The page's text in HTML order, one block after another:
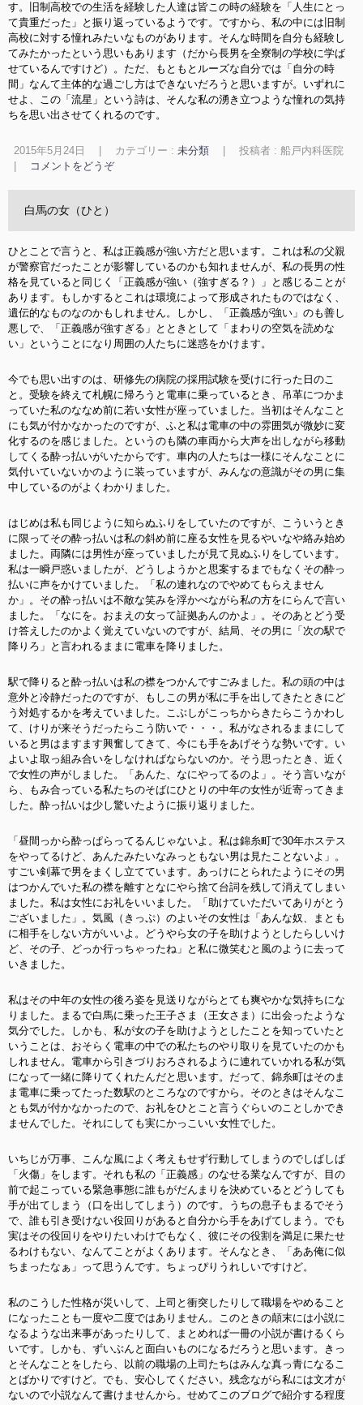
す。旧制高校での生活を経験した人達は皆この時の経験を「人生にとっ
て貴重だった」と振り返っているようです。ですから、私の中には旧制
高校に対する憧れみたいなものがあります。そんな時間を自分も経験し
てみたかったという思いもあります（だから長男を全寮制の学校に学ば
せているんですけど）。ただ、もともとルーズな自分では「自分の時
間」なんて主体的な過ごし方はできないだろうと思いますが。いずれに
せよ、この「流星」という詩は、そんな私の湧き立つような憧れの気持
ちを思い出させてくれるのです。
2015年5月24日 カテゴリー : 未分類
投稿者 : 船戸内科医院
コメントをどうぞ
白馬の女（ひと）
ひとことで言うと、私は正義感が強い方だと思います。これは私の父親
が警察官だったことが影響しているのかも知れませんが、私の長男の性
格を見ていると同じく「正義感が強い（強すぎる？）」と感じることが
あります。もしかするとこれは環境によって形成されたものではなく、
遺伝的なものなのかもしれません。しかし、「正義感が強い」のも善し
悪しで、「正義感が強すぎる」とときとして「まわりの空気を読めな
い」ということになり周囲の人たちに迷惑をかけます。
今でも思い出すのは、研修先の病院の採用試験を受けに行った日のこ
と。受験を終えて札幌に帰ろうと電車に乗っているとき、吊革につかま
っていた私のななめ前に若い女性が座っていました。当初はそんなこと
にも気が付かなかったのですが、ふと私は電車の中の雰囲気が微妙に変
化するのを感じました。というのも隣の車両から大声を出しながら移動
してくる酔っ払いがいたからです。車内の人たちは一様にそんなことに
気付いていないかのように装っていますが、みんなの意識がその男に集
中しているのがよくわかりました。
はじめは私も同じように知らぬふりをしていたのですが、こういうとき
に限ってその酔っ払いは私の斜め前に座る女性を見るやいなや絡み始め
ました。両隣には男性が座っていましたが見て見ぬふりをしています。
私は一瞬戸惑いましたが、どうしようかと思案するまでもなくその酔っ
払いに声をかけていました。「私の連れなのでやめてもらえません
か」。その酔っ払いは不敵な笑みを浮かべながら私の方をにらんで言い
ました。「なにを。おまえの女って証拠あんのかよ」。そのあとどう受
け答えしたのかよく覚えていないのですが、結局、その男に「次の駅で
降りろ」と言われるままに電車を降りました。
駅で降りると酔っ払いは私の襟をつかんですごみました。私の頭の中は
意外と冷静だったのですが、もしこの男が私に手を出してきたときにど
う対処するかを考えていました。こぶしがこっちからきたらこうかわし
て、けりが来そうだったらこう防いで・・・。私がなされるままにして
いると男はますます興奮してきて、今にも手をあげそうな勢いです。い
よいよ取っ組み合いをしなければならないのか。そう思ったとき、近く
で女性の声がしました。「あんた、なにやってるのよ」。そう言いなが
ら、もみ合っている私たちのそばにひとりの中年の女性が近寄ってきま
した。酔っ払いは少し驚いたように振り返りました。
「昼間っから酔っぱらってるんじゃないよ。私は錦糸町で30年ホステス
をやってるけど、あんたみたいなみっともない男は見たことないよ」。
すごい剣幕で男をまくし立てています。あっけにとられたようにその男
はつかんでいた私の襟を離すとなにやら捨て台詞を残して消えてしまい
ました。私は女性にお礼をいいました。「助けていただいてありがとう
ございました」。気風（きっぷ）のよいその女性は「あんな奴、まとも
に相手をしない方がいいよ。どうやら女の子を助けようとしたらしいけ
ど、その子、どっか行っちゃったね」と私に微笑むと風のように去って
いきました。
私はその中年の女性の後ろ姿を見送りながらとても爽やかな気持ちにな
りました。まるで白馬に乗った王子さま（王女さま）に出会ったような
気分でした。しかも、私が女の子を助けようとしたことを知っていたと
いうことは、おそらく電車の中での私たちのやり取りを見ていたのかも
しれません。電車から引きづりおろされるように連れていかれる私が気
になって一緒に降りてくれたんだと思います。だって、錦糸町はそのま
ま電車に乗ってたった数駅のところなのですから。そのときはそんなこ
とも気が付かなかったので、お礼をひとこと言うぐらいのことしかでき
ませんでした。それにしても実にかっこいい女性でした。
いちじが万事、こんな風によく考えもせず行動してしまうのでしばしば
「火傷」をします。それも私の「正義感」のなせる業なんですが、目の
前で起こっている緊急事態に誰もがだんまりを決めているとどうしても
手が出てしまう（口を出してしまう）のです。うちの息子もまるでそう
で、誰も引き受けない役回りがあると自分から手をあげてしまう。でも
実はその役回りをやりたいわけでもなく、彼にその役割を満足に果たせ
るわけもない、なんてことがよくあります。そんなとき、「ああ俺に似
ちまったなぁ」って思うんです。ちょっぴりうれしいですけど。
私のこうした性格が災いして、上司と衝突したりして職場をやめること
になったことも一度や二度ではありません。このときの顛末には小説に
なるような出来事があったりして、まとめれば一冊の小説が書けるくら
いです。しかも、ずいぶんと面白いものになるだろうと思います。きっ
とそんなことをしたら、以前の職場の上司たちはみんな真っ青になるこ
とばかりですけど。でも、安心してください。残念ながら私には文才が
ないので小説なんて書けませんから。せめてこのブログで紹介する程度